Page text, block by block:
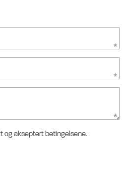
og akseptert betingelsene.